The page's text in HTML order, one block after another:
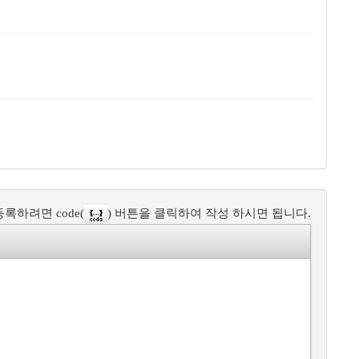
록하려면 code( ) 버튼을 클릭하여 작성 하시면 됩니다.